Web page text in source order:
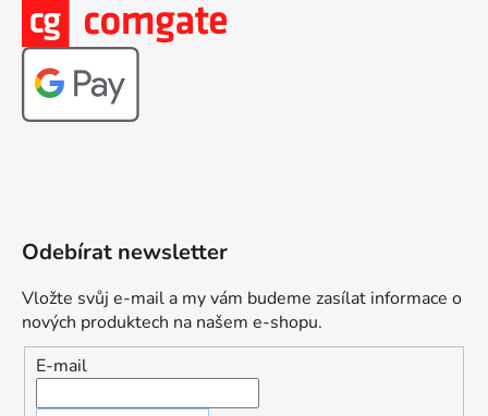
Odebírat newsletter
Vložte svůj e-mail a my vám budeme zasílat informace o
nových produktech na našem e-shopu.
E-mail